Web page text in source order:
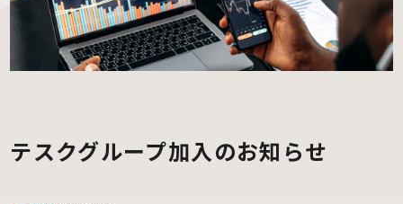
テスクグループ加入のお知らせ